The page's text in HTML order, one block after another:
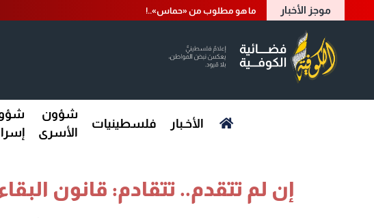
موجز الأخبار ما هو مطلوب من «حماس»..!
الأخـبار فلسطينيات
شؤون
الأسرى
إن لم تتقدم.. تتقادم: قانون